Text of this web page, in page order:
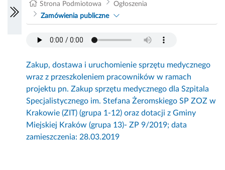
Strona Podmiotowa
Ogłoszenia
Zamówienia publiczne
Zakup, dostawa i uruchomienie sprzętu medycznego
wraz z przeszkoleniem pracowników w ramach
projektu pn. Zakup sprzętu medycznego dla Szpitala
Specjalistycznego im. Stefana Żeromskiego SP ZOZ w
Krakowie (ZIT) (grupa 1-12) oraz dotacji z Gminy
Miejskiej Kraków (grupa 13)- ZP 9/2019; data
zamieszczenia: 28.03.2019